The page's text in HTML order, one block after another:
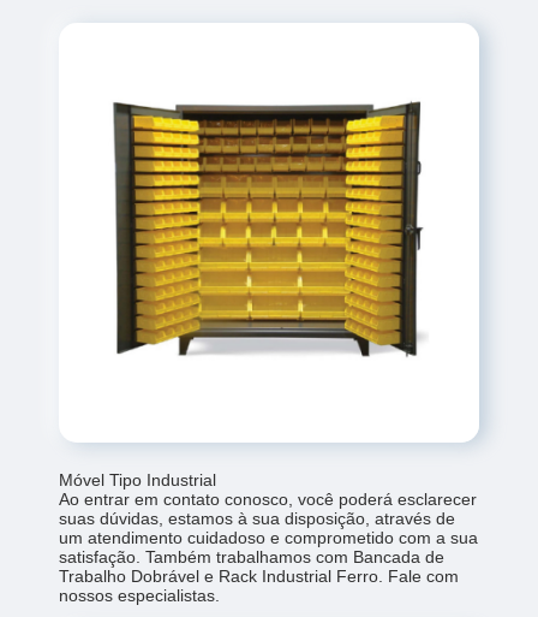
Móvel Tipo Industrial
Ao entrar em contato conosco, você poderá esclarecer
suas dúvidas, estamos à sua disposição, através de
um atendimento cuidadoso e comprometido com a sua
satisfação. Também trabalhamos com Bancada de
Trabalho Dobrável e Rack Industrial Ferro. Fale com
nossos especialistas.